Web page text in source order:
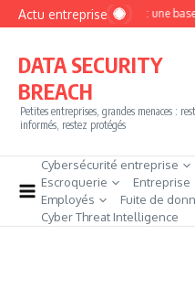
Aller au contenu
Actu entrepriseMyPhoto : une base
DATA SECURITY
BREACH
Petites entreprises, grandes menaces :
informés, restez protégés
Cybersécurité entreprise
Escroquerie
Entreprise
Employés
Fuite de
Cyber Threat Intelligence